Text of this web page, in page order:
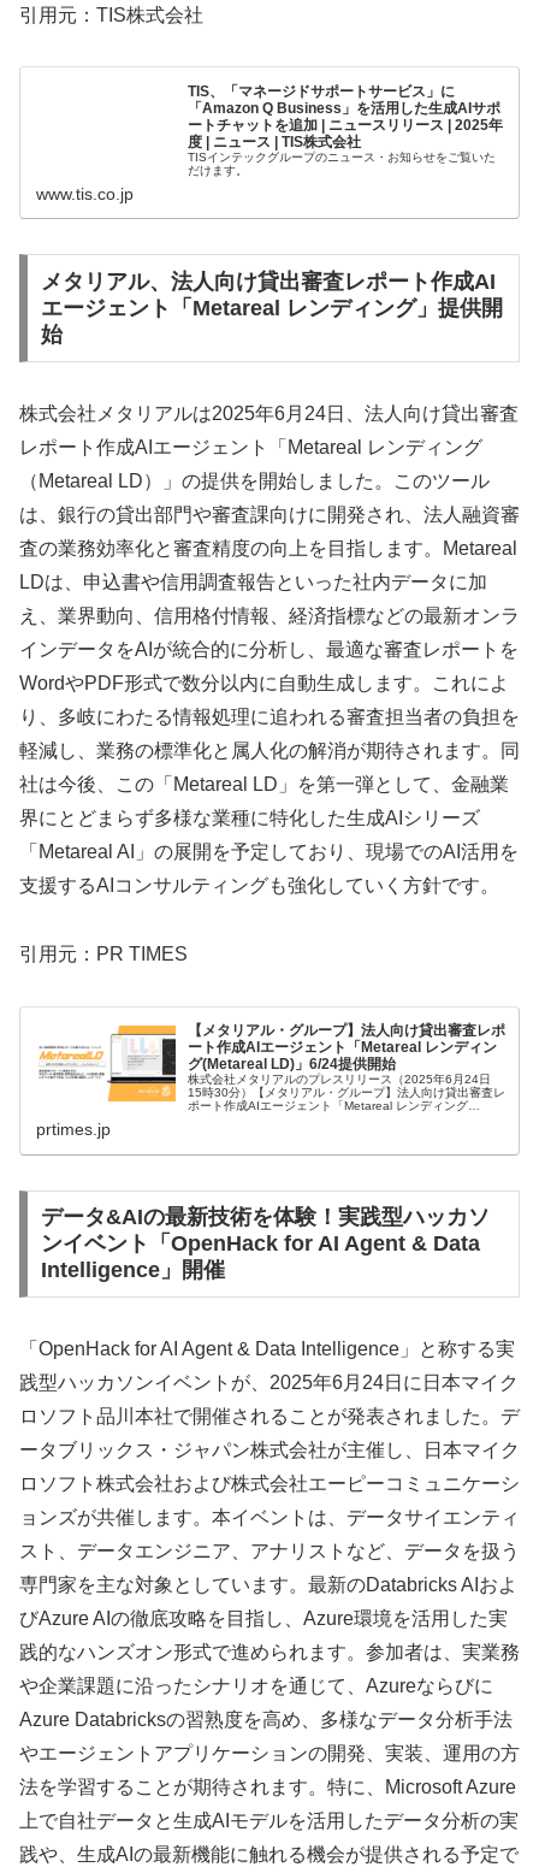
引用元：TIS株式会社
TIS、「マネージドサポートサービス」に
「Amazon Q Business」を活用した生成AIサポ
ートチャットを追加 | ニュースリリース | 2025年
度 | ニュース | TIS株式会社
TISインテックグループのニュース・お知らせをご覧いた
だけます。
www.tis.co.jp
メタリアル、法人向け貸出審査レポート作成AI
エージェント「Metareal レンディング」提供開
始
株式会社メタリアルは2025年6月24日、法人向け貸出審査
レポート作成AIエージェント「Metareal レンディング
（Metareal LD）」の提供を開始しました。このツール
は、銀行の貸出部門や審査課向けに開発され、法人融資審
査の業務効率化と審査精度の向上を目指します。Metareal
LDは、申込書や信用調査報告といった社内データに加
え、業界動向、信用格付情報、経済指標などの最新オンラ
インデータをAIが統合的に分析し、最適な審査レポートを
WordやPDF形式で数分以内に自動生成します。これによ
り、多岐にわたる情報処理に追われる審査担当者の負担を
軽減し、業務の標準化と属人化の解消が期待されます。同
社は今後、この「Metareal LD」を第一弾として、金融業
界にとどまらず多様な業種に特化した生成AIシリーズ
「Metareal AI」の展開を予定しており、現場でのAI活用を
支援するAIコンサルティングも強化していく方針です。
引用元：PR TIMES
【メタリアル・グループ】法人向け貸出審査レポ
ート作成AIエージェント「Metareal レンディン
グ(Metareal LD)」6/24提供開始
株式会社メタリアルのプレスリリース（2025年6月24日
15時30分）【メタリアル・グループ】法人向け貸出審査レ
ポート作成AIエージェント「Metareal レンディング
prtimes.jp
データ&AIの最新技術を体験！実践型ハッカソ
ンイベント「OpenHack for AI Agent & Data
Intelligence」開催
「OpenHack for AI Agent & Data Intelligence」と称する実
践型ハッカソンイベントが、2025年6月24日に日本マイク
ロソフト品川本社で開催されることが発表されました。デ
ータブリックス・ジャパン株式会社が主催し、日本マイク
ロソフト株式会社および株式会社エーピーコミュニケーシ
ョンズが共催します。本イベントは、データサイエンティ
スト、データエンジニア、アナリストなど、データを扱う
専門家を主な対象としています。最新のDatabricks AIおよ
びAzure AIの徹底攻略を目指し、Azure環境を活用した実
践的なハンズオン形式で進められます。参加者は、実業務
や企業課題に沿ったシナリオを通じて、Azureならびに
Azure Databricksの習熟度を高め、多様なデータ分析手法
やエージェントアプリケーションの開発、実装、運用の方
法を学習することが期待されます。特に、Microsoft Azure
上で自社データと生成AIモデルを活用したデータ分析の実
践や、生成AIの最新機能に触れる機会が提供される予定で